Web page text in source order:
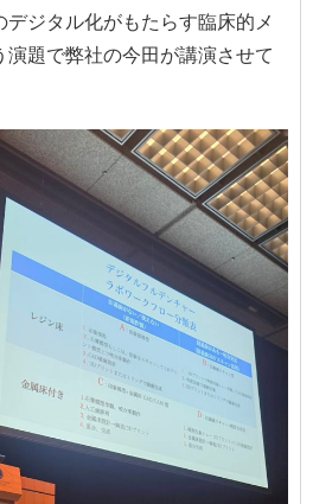
ジタル化がもたらす臨床的メ
演題で弊社の今田が講演させて